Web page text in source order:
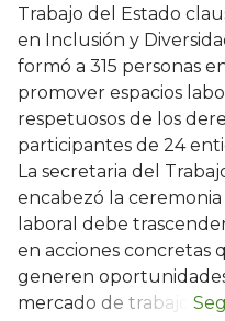
Trabajo del Estado
en Inclusión y
formó a 315 personas
promover espacios
respetuosos de los
participantes de 24
La secretaria del
encabezó la
laboral debe
en acciones concretas
generen
mercado de trabajo.